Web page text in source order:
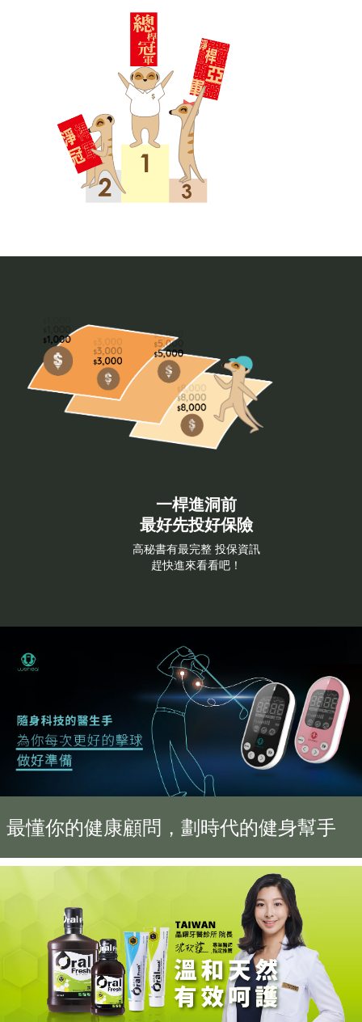
一桿進洞前
最好先投好保險
高秘書有最完整 投保資訊
趕快進來看看吧！
最懂你的健康顧問，劃時代的健身幫手